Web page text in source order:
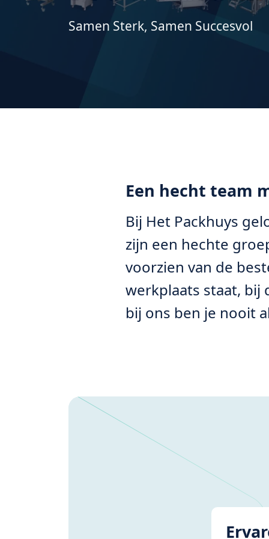
Samen Sterk, Samen Succesvol
Een hecht team
Bij Het Packhuys
zijn een hechte
voorzien van de
werkplaats staat, bij
bij ons ben je nooit